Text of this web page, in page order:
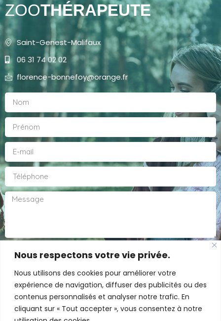
Nous respectons votre vie privée.
Nous utilisons des cookies pour améliorer votre
expérience de navigation, diffuser des publicités ou des
contenus personnalisés et analyser notre trafic. En
cliquant sur « Tout accepter », vous consentez à notre
ZOOTHÉRAPEUTE
Saint-Genest-Malifaux
06 31 74 02 02
florence-bonnefoy@orange.fr
ENVOYER